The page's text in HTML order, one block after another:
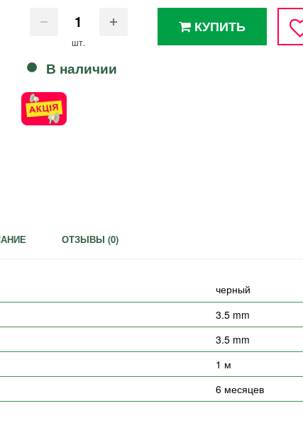
шт.
КУПИТЬ
В наличии
ОТЗЫВЫ (0)
черный
3.5 mm
3.5 mm
1 м
6 месяцев